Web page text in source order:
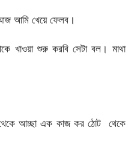
আমি খেয়ে ফেলব।
খাওয়া শুরু করবি সেটা বল। মাথা
আচ্ছা এক কাজ কর ঠোট থেকে